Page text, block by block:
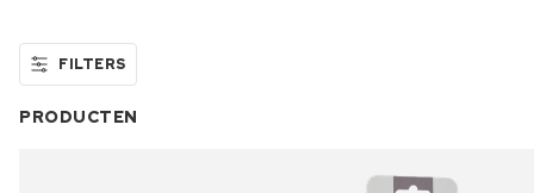
FILTERS
PRODUCTEN